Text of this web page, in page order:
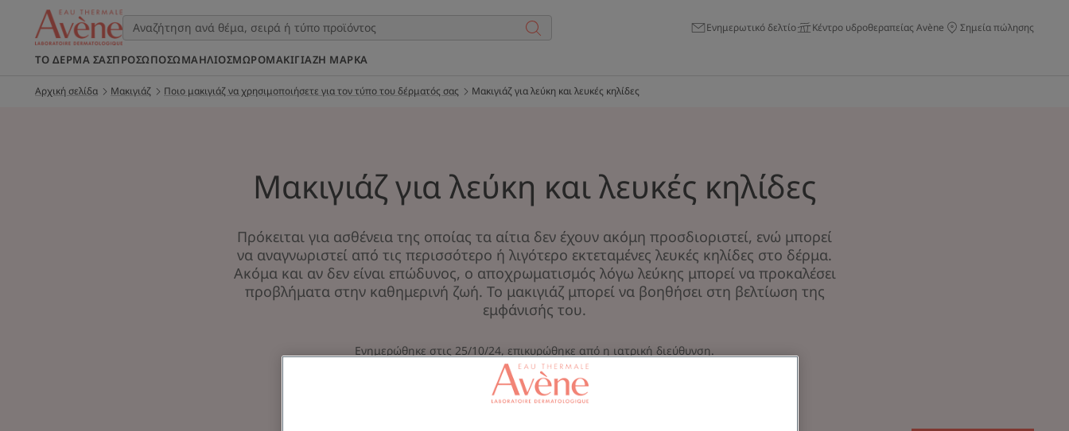
Ενημερωτικό δελτίο Κέντρο υδροθεραπείας Avène Σημεία πώλησης
ΤΟ ΔΈΡΜΑ ΣΑΣΠΡΌΣΩΠΟΣΩΜΑΉΛΙΟΣΜΩΡΌΜΑΚΙΓΙΆΖΗ ΜΆΡΚΑ
Αρχική σελίδα Μακιγιάζ Ποιο μακιγιάζ να χρησιμοποιήσετε για τον τύπο του δέρματός σας Μακιγιάζ για λεύκη και λευκές κηλίδες
Μακιγιάζ για λεύκη και λευκές κηλίδες
Πρόκειται για ασθένεια της οποίας τα αίτια δεν έχουν ακόμη προσδιοριστεί, ενώ μπορεί
να αναγνωριστεί από τις περισσότερο ή λιγότερο εκτεταμένες λευκές κηλίδες στο δέρμα.
Ακόμα και αν δεν είναι επώδυνος, ο αποχρωματισμός λόγω λεύκης μπορεί να προκαλέσει
προβλήματα στην καθημερινή ζωή. Το μακιγιάζ μπορεί να βοηθήσει στη βελτίωση της
εμφάνισής του.
Ενημερώθηκε στις 25/10/24, επικυρώθηκε από η ιατρική διεύθυνση.
Ποιο μακιγιάζ να χρησιμοποιήσετε για τον τύπο του δέρματός σας